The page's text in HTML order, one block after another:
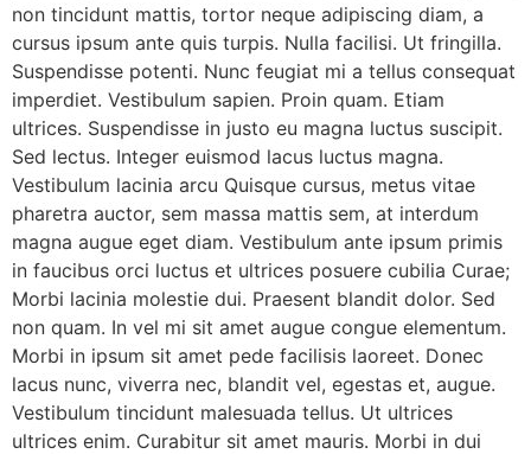
non tincidunt mattis, tortor neque adipiscing diam, a
cursus ipsum ante quis turpis. Nulla facilisi. Ut fringilla.
Suspendisse potenti. Nunc feugiat mi a tellus consequat
imperdiet. Vestibulum sapien. Proin quam. Etiam
ultrices. Suspendisse in justo eu magna luctus suscipit.
Sed lectus. Integer euismod lacus luctus magna.
Vestibulum lacinia arcu Quisque cursus, metus vitae
pharetra auctor, sem massa mattis sem, at interdum
magna augue eget diam. Vestibulum ante ipsum primis
in faucibus orci luctus et ultrices posuere cubilia Curae;
Morbi lacinia molestie dui. Praesent blandit dolor. Sed
non quam. In vel mi sit amet augue congue elementum.
Morbi in ipsum sit amet pede facilisis laoreet. Donec
lacus nunc, viverra nec, blandit vel, egestas et, augue.
Vestibulum tincidunt malesuada tellus. Ut ultrices
ultrices enim. Curabitur sit amet mauris. Morbi in dui